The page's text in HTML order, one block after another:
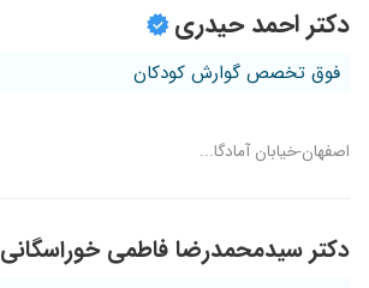
دکتر احمد حیدری
فوق تخصص گوارش کودکان
اصفهان-خیابان آمادگا...
دکتر سیدمحمدرضا فاطمی خوراسگانی